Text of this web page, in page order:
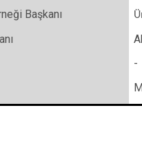
Başkanı
-